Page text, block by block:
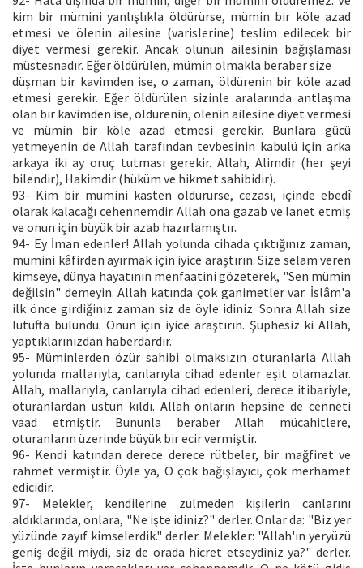
kim bir mümini yanlışlıkla öldürürse, mümin bir köle azad
etmesi ve ölenin ailesine (varislerine) teslim edilecek bir
diyet vermesi gerekir. Ancak ölünün ailesinin bağışlaması
müstesnadır. Eğer öldürülen, mümin olmakla beraber size
düşman bir kavimden ise, o zaman, öldürenin bir köle azad
etmesi gerekir. Eğer öldürülen sizinle aralarında antlaşma
olan bir kavimden ise, öldürenin, ölenin ailesine diyet vermesi
ve mümin bir köle azad etmesi gerekir. Bunlara gücü
yetmeyenin de Allah tarafından tevbesinin kabulü için arka
arkaya iki ay oruç tutması gerekir. Allah, Alimdir (her şeyi
bilendir), Hakimdir (hüküm ve hikmet sahibidir).
93- Kim bir mümini kasten öldürürse, cezası, içinde ebedî
olarak kalacağı cehennemdir. Allah ona gazab ve lanet etmiş
ve onun için büyük bir azab hazırlamıştır.
94- Ey İman edenler! Allah yolunda cihada çıktığınız zaman,
mümini kâfirden ayırmak için iyice araştırın. Size selam veren
kimseye, dünya hayatının menfaatini gözeterek, "Sen mümin
değilsin" demeyin. Allah katında çok ganimetler var. İslâm'a
ilk önce girdiğiniz zaman siz de öyle idiniz. Sonra Allah size
lutufta bulundu. Onun için iyice araştırın. Şüphesiz ki Allah,
yaptıklarınızdan haberdardır.
95- Müminlerden özür sahibi olmaksızın oturanlarla Allah
yolunda mallarıyla, canlarıyla cihad edenler eşit olamazlar.
Allah, mallarıyla, canlarıyla cihad edenleri, derece itibariyle,
oturanlardan üstün kıldı. Allah onların hepsine de cenneti
vaad etmiştir. Bununla beraber Allah mücahitlere,
oturanların üzerinde büyük bir ecir vermiştir.
96- Kendi katından derece derece rütbeler, bir mağfiret ve
rahmet vermiştir. Öyle ya, O çok bağışlayıcı, çok merhamet
edicidir.
97- Melekler, kendilerine zulmeden kişilerin canlarını
aldıklarında, onlara, "Ne işte idiniz?" derler. Onlar da: "Biz yer
yüzünde zayıf kimselerdik." derler. Melekler: "Allah'ın yeryüzü
geniş değil miydi, siz de orada hicret etseydiniz ya?" derler.